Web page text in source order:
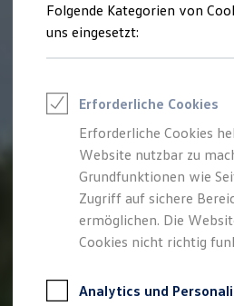
Feuerwehr
Rettungsdienste
ONE Business ID Vorteile
Fahrzeugsuche & Marktplatz
Digitaler Marktplatz
Kauf & Finanzierung
Online-
Aktionen & Angebote
E-Auto-Förderung
Für Privatkunden
Für Gewerbekunden
Profi Paket
TopDeal
Zertifizierte
Folgende Kategorien von
uns eingesetzt:
Erforderliche Cookies
Erforderliche Cookies
Website nutzbar zu
Grundfunktionen wie
Zugriff auf sichere
ermöglichen. Die
Cookies nicht richtig
Analytics und